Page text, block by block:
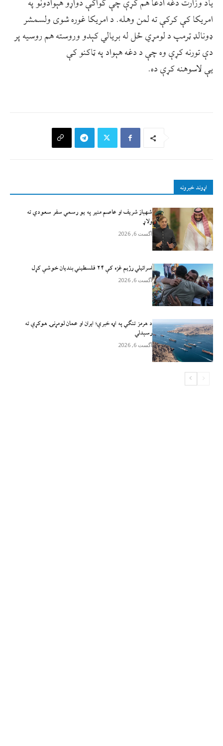
امريکا کې کرکې ته لمن وهله. د امریکا غوره شوی ولسمشر
ډونالډ ټرمپ د لومړي ځل له بريالي کېدو وروسته هم روسیه پر
دې تورنه کړې وه چې د دغه هېواد په ټاکنو کې
یې لاسوهنه کړې ده.
اړوند خبرونه
شهباز شریف او عاصم منیر په یو رسمي سفر سعودي ته
ولاړ
آگست 6, 2026
اسرائيلي رژيم غزه کې ۲۴ فلسطیني بندیان خوشې کړل
آگست 6, 2026
د هرمز تنګي په اړه خبرې؛ ایران او عمان لومړنۍ هوکړې ته
رسېدلي
آگست 6, 2026